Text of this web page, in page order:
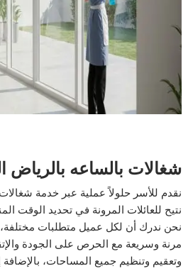
شغالات بالساعه بالرياض
نقدم للأسر حلولاً عملية عبر خدمة
نتيح للعائلات المرونة في تحديد الوقت
نحن ندرك أن لكل عميل متطلبات
مرنة وسريعة مع الحرص على الجودة
وتعقيم وتنظيم جميع المساحات،